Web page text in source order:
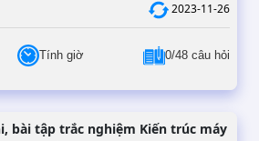
2023-11-26
Tính giờ 0/48 câu hỏi
bài tập trắc nghiệm Kiến trúc máy